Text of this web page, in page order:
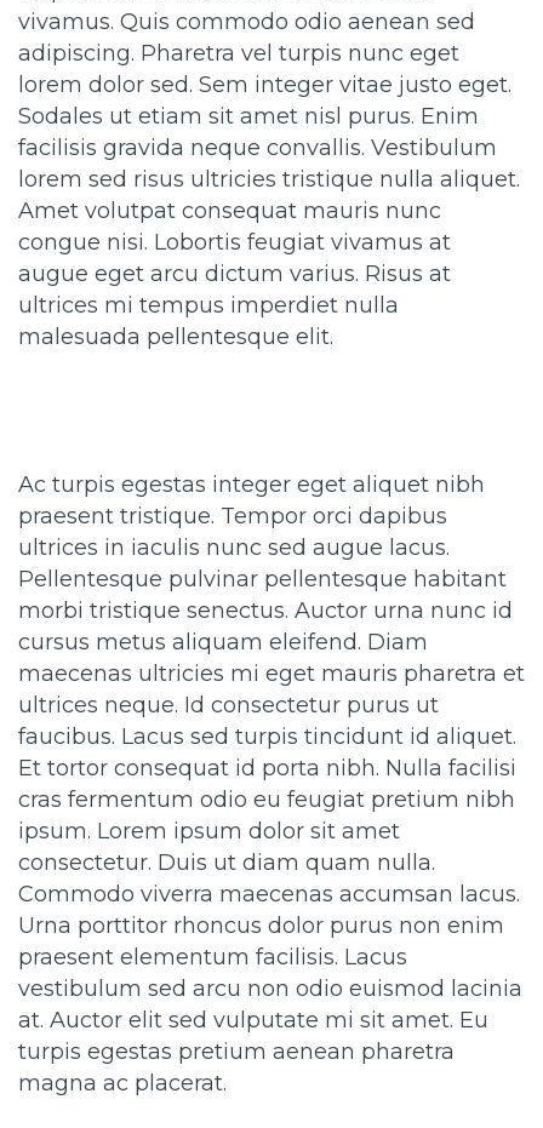
vivamus. Quis commodo odio aenean sed
adipiscing. Pharetra vel turpis nunc eget
lorem dolor sed. Sem integer vitae justo eget.
Sodales ut etiam sit amet nisl purus. Enim
facilisis gravida neque convallis. Vestibulum
lorem sed risus ultricies tristique nulla aliquet.
Amet volutpat consequat mauris nunc
congue nisi. Lobortis feugiat vivamus at
augue eget arcu dictum varius. Risus at
ultrices mi tempus imperdiet nulla
malesuada pellentesque elit.
Ac turpis egestas integer eget aliquet nibh
praesent tristique. Tempor orci dapibus
ultrices in iaculis nunc sed augue lacus.
Pellentesque pulvinar pellentesque habitant
morbi tristique senectus. Auctor urna nunc id
cursus metus aliquam eleifend. Diam
maecenas ultricies mi eget mauris pharetra et
ultrices neque. Id consectetur purus ut
faucibus. Lacus sed turpis tincidunt id aliquet.
Et tortor consequat id porta nibh. Nulla facilisi
cras fermentum odio eu feugiat pretium nibh
ipsum. Lorem ipsum dolor sit amet
consectetur. Duis ut diam quam nulla.
Commodo viverra maecenas accumsan lacus.
Urna porttitor rhoncus dolor purus non enim
praesent elementum facilisis. Lacus
vestibulum sed arcu non odio euismod lacinia
at. Auctor elit sed vulputate mi sit amet. Eu
turpis egestas pretium aenean pharetra
magna ac placerat.